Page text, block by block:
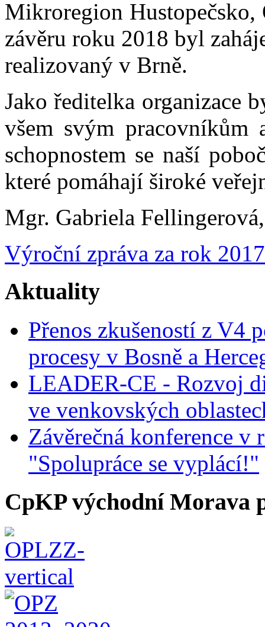
Mikroregion Hustopečsko,
závěru roku 2018 byl
realizovaný v Brně.
Jako ředitelka organizace
všem svým
schopnostem se naší
které pomáhají široké
Mgr. Gabriela
Výroční zpráva za rok
Aktuality
Přenos zkušeností z V4
procesy v Bosně a
LEADER-CE - Rozvoj
ve venkovských
Závěrečná konference v
"Spolupráce se vyplácí!"
CpKP východní Morava